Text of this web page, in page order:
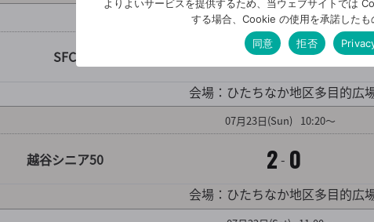
07 月23日(Sun) 12:20～
SFC 0 2
会場：ひたちなか地区多目的広
07月23日(Sun) 10:20～
越谷シニア50 2- 0
対戦カード詳細を見る
会場：ひたちなか地区多目的広
対戦カード詳細を見る
よりよいサービスを提供するため、当ウェブサイトでは
する場合、Cookie の使用を承諾したも
同意
拒否